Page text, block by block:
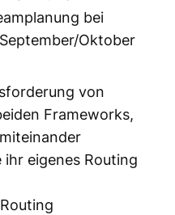
bei
Oktober
von
Frameworks,
eigenes Routing